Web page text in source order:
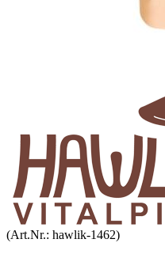
(Art.Nr.: hawlik-1462)